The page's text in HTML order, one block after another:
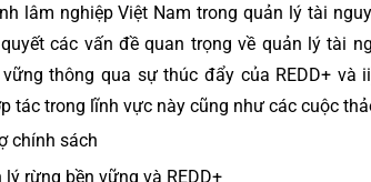
lâm nghiệp Việt Nam trong quản lý tài
các vấn đề quan trọng về quản lý tài
thông qua sự thúc đẩy của REDD+
tác trong lĩnh vực này cũng như các cuộc
chính sách
lý rừng bền vững và REDD+